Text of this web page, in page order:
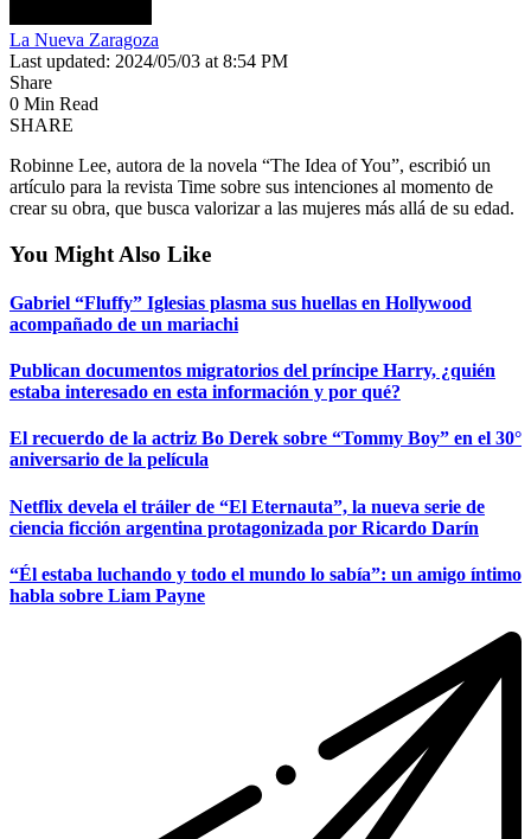
La Nueva Zaragoza
Last updated: 2024/05/03 at 8:54 PM
Share
0 Min Read
SHARE
Robinne Lee, autora de la novela “The Idea of You”, escribió un
artículo para la revista Time sobre sus intenciones al momento de
crear su obra, que busca valorizar a las mujeres más allá de su edad.
You Might Also Like
Gabriel “Fluffy” Iglesias plasma sus huellas en Hollywood
acompañado de un mariachi
Publican documentos migratorios del príncipe Harry, ¿quién
estaba interesado en esta información y por qué?
El recuerdo de la actriz Bo Derek sobre “Tommy Boy” en el 30°
aniversario de la película
Netflix devela el tráiler de “El Eternauta”, la nueva serie de
ciencia ficción argentina protagonizada por Ricardo Darín
“Él estaba luchando y todo el mundo lo sabía”: un amigo íntimo
habla sobre Liam Payne